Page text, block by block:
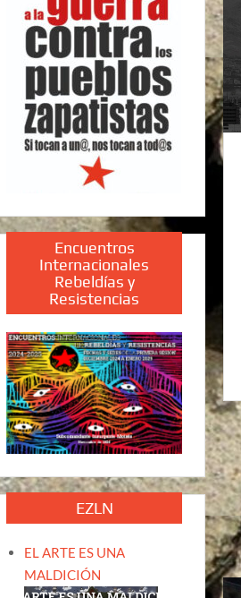
Encuentros
Internacionales
Rebeldías y
Resistencias
EZLN
EL ARTE ES UNA
MALDICIÓN